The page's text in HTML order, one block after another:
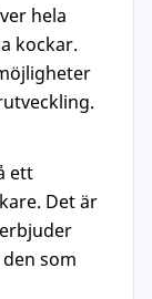
hela
kockar.
ett
Det är
som